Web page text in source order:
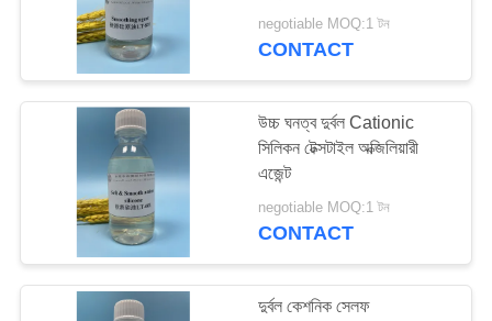
সিলিকন ইমালশন স্মুথিং
10
negotiable MOQ:1 টন
CONTACT
উচ্চ ঘনত্ব দুর্বল Cationic
সিলিকন টেক্সটাইল অক্জিলিয়ারী
এজেন্ট
negotiable MOQ:1 টন
CONTACT
দুর্বল কেশনিক সেলফ